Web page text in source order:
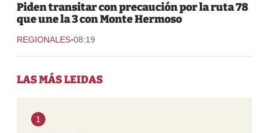
Piden transitar con precaución por la ruta 78
que une la 3 con Monte Hermoso
REGIONALES-08:19
LAS MÁS LEIDAS
1